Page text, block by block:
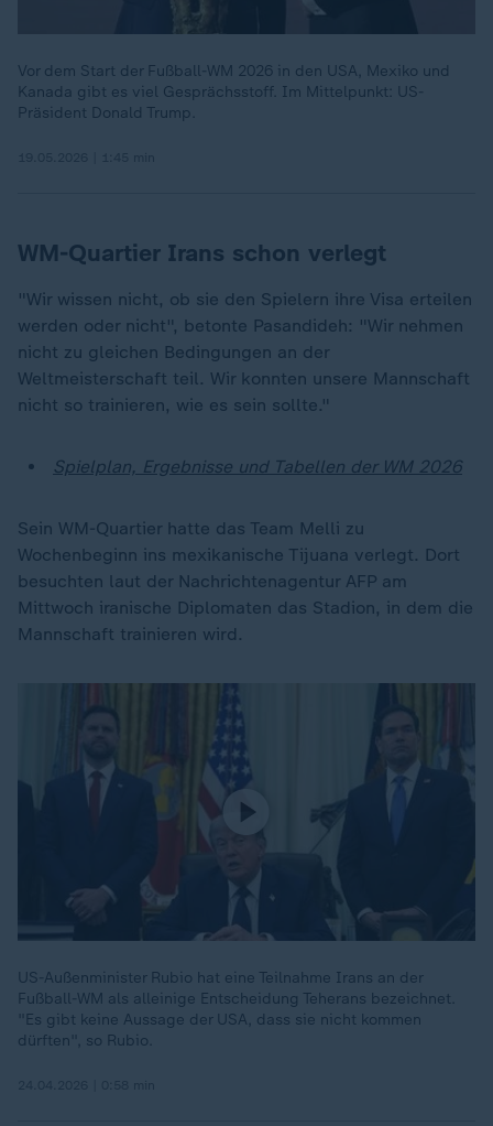
Vor dem Start der Fußball-WM 2026 in den USA, Mexiko und
Kanada gibt es viel Gesprächsstoff. Im Mittelpunkt: US-
Präsident Donald Trump.
WM-Quartier Irans schon verlegt
"Wir wissen nicht, ob sie den Spielern ihre Visa erteilen
werden oder nicht", betonte Pasandideh: "Wir nehmen
nicht zu gleichen Bedingungen an der
Weltmeisterschaft teil. Wir konnten unsere Mannschaft
nicht so trainieren, wie es sein sollte."
Spielplan, Ergebnisse und Tabellen der WM 2026
Sein WM-Quartier hatte das Team Melli zu
Wochenbeginn ins mexikanische Tijuana verlegt. Dort
besuchten laut der Nachrichtenagentur AFP am
Mittwoch iranische Diplomaten das Stadion, in dem die
Mannschaft trainieren wird.
US-Außenminister Rubio hat eine Teilnahme Irans an der
Fußball-WM als alleinige Entscheidung Teherans bezeichnet.
"Es gibt keine Aussage der USA, dass sie nicht kommen
dürften", so Rubio.